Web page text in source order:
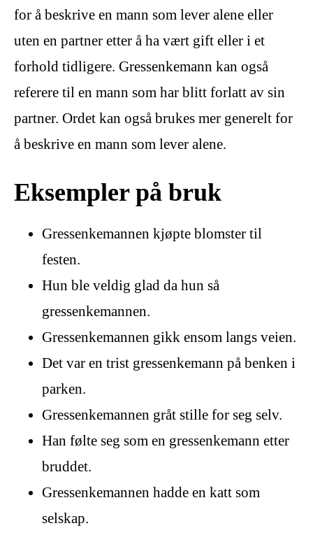
for å beskrive en mann som lever alene eller
uten en partner etter å ha vært gift eller i et
forhold tidligere. Gressenkemann kan også
referere til en mann som har blitt forlatt av sin
partner. Ordet kan også brukes mer generelt for
å beskrive en mann som lever alene.
Eksempler på bruk
Gressenkemannen kjøpte blomster til
festen.
Hun ble veldig glad da hun så
gressenkemannen.
Gressenkemannen gikk ensom langs veien.
Det var en trist gressenkemann på benken i
parken.
Gressenkemannen gråt stille for seg selv.
Han følte seg som en gressenkemann etter
bruddet.
Gressenkemannen hadde en katt som
selskap.